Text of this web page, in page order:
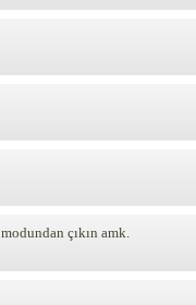
çıkın amk.